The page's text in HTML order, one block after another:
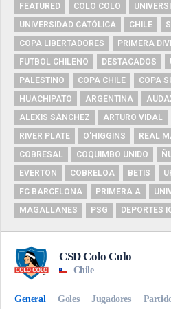
FEATURED COLO COLO
UNIVERSIDAD CATÓLICA
CHILE
COPA LIBERTADORES
PRIMERA
FUTBOL CHILENO
DESTACADOS
PALESTINO
COPA CHILE
COPA
HUACHIPATO
ARGENTINA
ALEXIS SÁNCHEZ
ARTURO VIDAL
RIVER PLATE
O'HIGGINS REAL
COBRESAL
COQUIMBO UNIDO
EVERTON
COBRELOA BETIS
FC BARCELONA
PRIMERA A
MAGALLANES
PSG DEPORTES